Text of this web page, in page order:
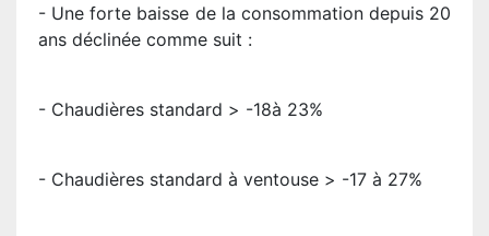
- Une forte baisse de la consommation depuis 20
ans déclinée comme suit :
- Chaudières standard > -18à 23%
- Chaudières standard à ventouse > -17 à 27%